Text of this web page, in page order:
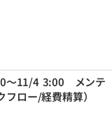
～11/4 3:00 メンテ
ロー/経費精算）